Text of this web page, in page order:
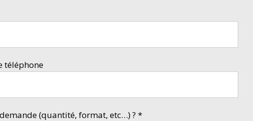
téléphone
(quantité, format, etc…) ? *